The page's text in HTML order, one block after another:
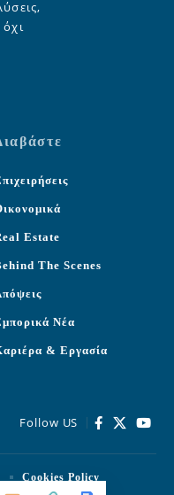
Estate
The Scenes
Νέα
& Εργασία
Follow US
Cookies Policy